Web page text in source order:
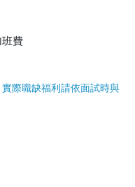
費
際職缺福利請依面試時與